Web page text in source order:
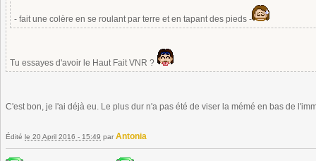
- fait une colère en se roulant par terre et en tapant des pieds -
Tu essayes d'avoir le Haut Fait VNR ?
C'est bon, je l'ai déjà eu. Le plus dur n'a pas été de viser la mémé en bas de
Édité le 20 April 2016 - 15:49 par Antonia